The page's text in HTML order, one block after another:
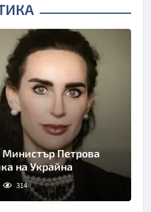
Петрова
на Украйна
314